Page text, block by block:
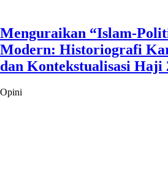
Menguraikan “Islam-
Modern: Historiografi
dan Kontekstualisasi Haji
Opini